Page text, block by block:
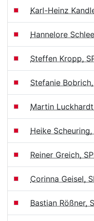
Karl-Heinz
Hannelore
Steffen Kropp,
Stefanie Bobrich,
Martin
Heike Scheuring,
Reiner Greich,
Corinna Geisel,
Bastian Rößner,